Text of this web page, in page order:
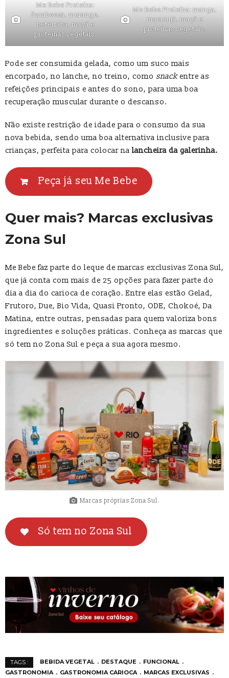
Me Bebe Proteína:
framboesa, morango,
beterraba, maçã e
proteínas vegetais.
Me Bebe Proteína: manga,
maracujá, maçã e
proteínas vegetais.
Pode ser consumida gelada, como um suco mais
encorpado, no lanche, no treino, como snackentre as
refeições principais e antes do sono, para uma boa
recuperação muscular durante o descanso.
Não existe restrição de idade para o consumo da sua
nova bebida, sendo uma boa alternativa inclusive para
crianças, perfeita para colocar na lancheira da galerinha.
Peça já seu Me Bebe
Quer mais? Marcas exclusivas
Zona Sul
Me Bebe faz parte do leque de marcas exclusivas Zona Sul,
que já conta com mais de 25 opções para fazer parte do
dia a dia do carioca de coração. Entre elas estão Gelad,
Frutoro, Due, Bio Vida, Quasi Pronto, ODE, Chokoé, Da
Matina, entre outras, pensadas para quem valoriza bons
ingredientes e soluções práticas. Conheça as marcas que
só tem no Zona Sul e peça a sua agora mesmo.
Marcas próprias Zona Sul.
Só tem no Zona Sul
TAGS : BEBIDA VEGETAL DESTAQUE
FUNCIONAL
GASTRONOMIA
GASTRONOMIA CARIOCA MARCAS EXCLUSIVAS